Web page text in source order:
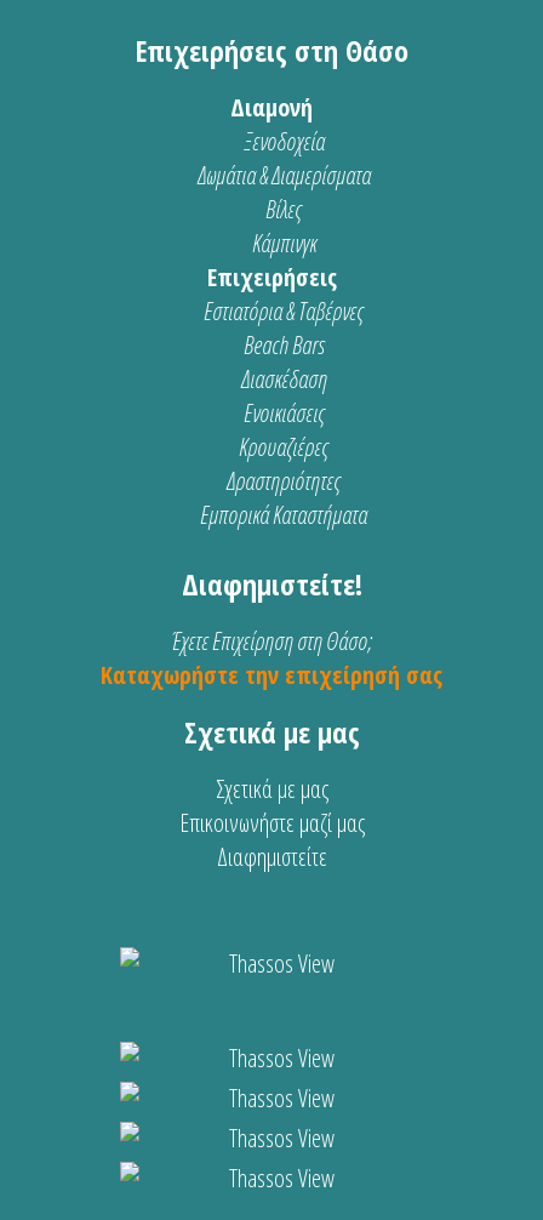
Επιχειρήσεις στη Θάσο
Διαμονή
Ξενοδοχεία
Δωμάτια & Διαμερίσματα
Βίλες
Κάμπινγκ
Επιχειρήσεις
Εστιατόρια & Ταβέρνες
Beach Bars
Διασκέδαση
Ενοικιάσεις
Κρουαζιέρες
Δραστηριότητες
Εμπορικά Καταστήματα
Διαφημιστείτε!
Έχετε Επιχείρηση στη Θάσο;
Καταχωρήστε την επιχείρησή σας
Σχετικά με μας
Σχετικά με μας
Επικοινωνήστε μαζί μας
Διαφημιστείτε